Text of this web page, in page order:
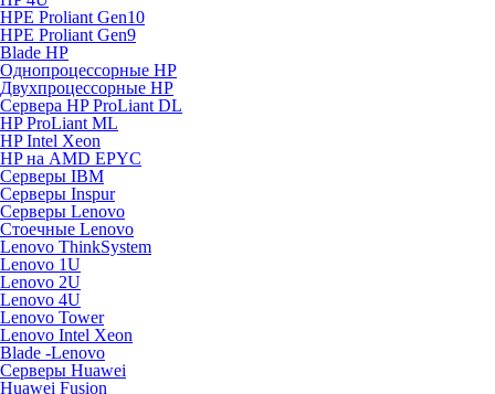
HPE Proliant Gen10
HPE Proliant Gen9
Blade HP
Однопроцессорные HP
Двухпроцессорные HP
Сервера HP ProLiant DL
HP ProLiant ML
HP Intel Xeon
HP на AMD EPYC
Серверы IBM
Серверы Inspur
Серверы Lenovo
Стоечные Lenovo
Lenovo ThinkSystem
Lenovo 1U
Lenovo 2U
Lenovo 4U
Lenovo Tower
Lenovo Intel Xeon
Blade -Lenovo
Серверы Huawei
Huawei Fusion